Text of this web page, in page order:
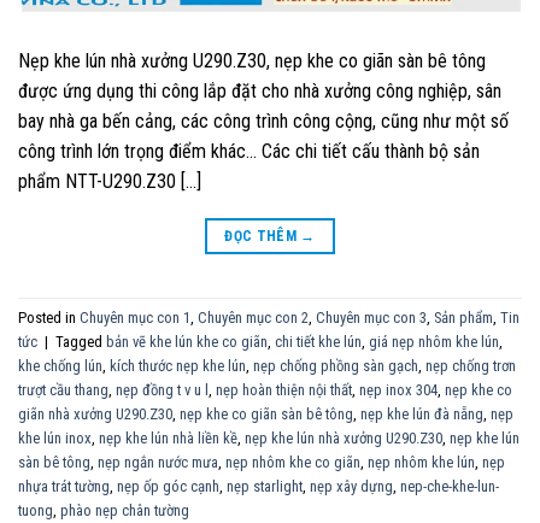
Nẹp khe lún nhà xưởng U290.Z30, nẹp khe co giãn sàn bê tông
được ứng dụng thi công lắp đặt cho nhà xưởng công nghiệp, sân
bay nhà ga bến cảng, các công trình công cộng, cũng như một số
công trình lớn trọng điểm khác… Các chi tiết cấu thành bộ sản
phẩm NTT-U290.Z30 […]
ĐỌC THÊM →
Posted in Chuyên mục con 1, Chuyên mục con 2, Chuyên mục con 3, Sản phẩm, Tin
tức | Tagged bản vẽ khe lún khe co giãn, chi tiết khe lún, giá nẹp nhôm khe lún,
khe chống lún, kích thước nẹp khe lún, nẹp chống phồng sàn gạch, nẹp chống trơn
trượt cầu thang, nẹp đồng t v u l , nẹp hoàn thiện nội thất, nẹp inox 304, nẹp khe co
giãn nhà xưởng U290.Z30, nẹp khe co giãn sàn bê tông, nẹp khe lún đà nẵng, nẹp
khe lún inox, nẹp khe lún nhà liền kề, nẹp khe lún nhà xưởng U290.Z30, nẹp khe lún
sàn bê tông, nẹp ngắn nước mưa, nẹp nhôm khe co giãn, nẹp nhôm khe lún, nẹp
nhựa trát tường, nẹp ốp góc cạnh, nẹp starlight, nẹp xây dựng, nep-che-khe-lun-
tuong, phào nẹp chân tường